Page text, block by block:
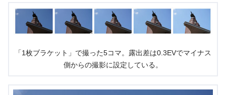
「1枚ブラケット」で撮った5コマ。露出差は0.3EVでマイナス
側からの撮影に設定している。